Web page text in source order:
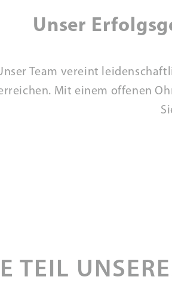
Unser
Team vereint
Mit einem offenen
TEIL